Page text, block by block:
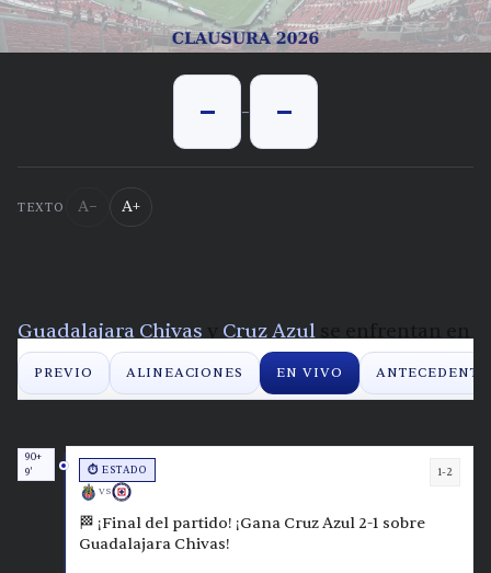
- - -
TEXTO A− A+
PREVIO ALINEACIONES EN VIVO
Guadalajara Chivas Cruz Azul
la Clausura 2026 de la Liga MX. Aqui te
contamos lo que pasa en vivo, minuto a minuto.
90+
9'
⏱️ ESTADO
VS
1-2
🏁 ¡Final del partido! ¡Gana Cruz Azul 2-1 sobre
Guadalajara Chivas!